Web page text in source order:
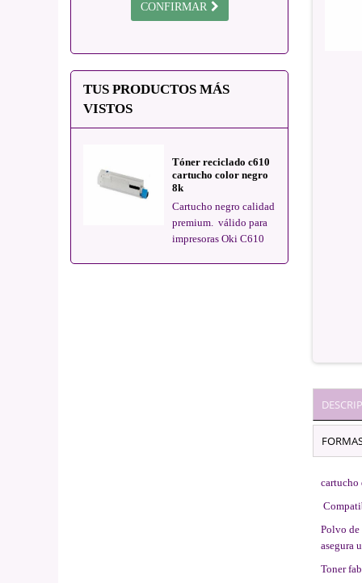
CONFIRMAR
TUS PRODUCTOS MÁS
VISTOS
Tóner reciclado c610
cartucho color negro
8k
Cartucho negro calidad
premium. válido para
impresoras Oki C610
cartucho
Polvo de
asegura
Toner